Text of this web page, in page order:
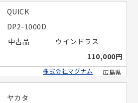
QUICK
DP2-1000D
中古品
ウインドラス
110,000円
広島県
株式会社マグナム
ヤカタ